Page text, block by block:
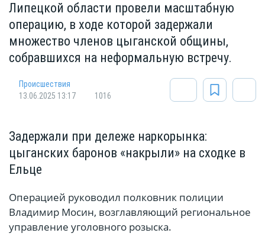
Липецкой области провели масштабную
операцию, в ходе которой задержали
множество членов цыганской общины,
собравшихся на неформальную встречу.
Происшествия
13.06.2025 13:17
1016
Задержали при дележе наркорынка:
цыганских баронов «накрыли» на сходке в
Ельце
Операцией руководил полковник полиции
Владимир Мосин, возглавляющий региональное
управление уголовного розыска.